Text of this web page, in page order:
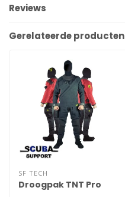
Reviews
Gerelateerde producten
SF TECH
Droogpak TNT Pro